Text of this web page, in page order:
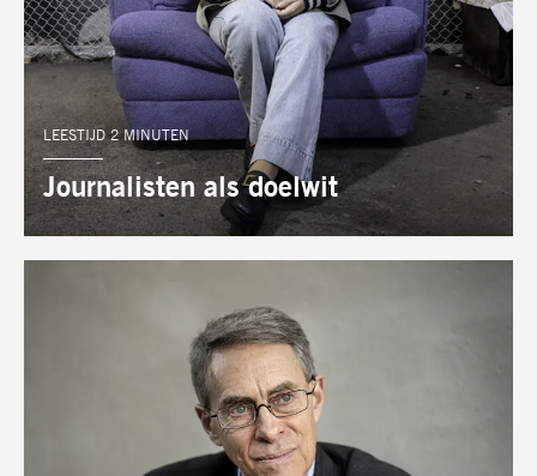
Journalisten als doelwit
LEESTIJD 2 MINUTEN